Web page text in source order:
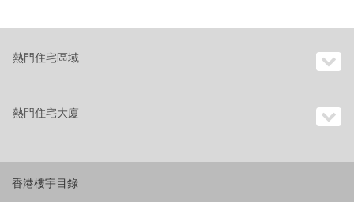
熱門住宅區域
熱門住宅大廈
香港樓宇目錄